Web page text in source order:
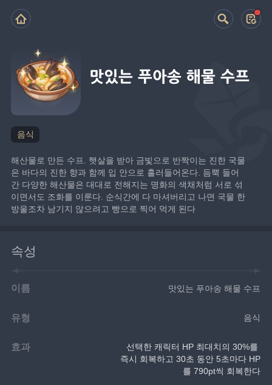
맛있는 푸아송 해물 수프
음식
해산물로 만든 수프. 햇살을 받아 금빛으로 반짝이는 진한 국물
은 바다의 진한 향과 함께 입 안으로 흘러들어온다. 듬뿍 들어
간 다양한 해산물은 대대로 전해지는 명화의 색채처럼 서로 섞
이면서도 조화를 이룬다. 순식간에 다 마셔버리고 나면 국물 한
방울조차 남기지 않으려고 빵으로 찍어 먹게 된다
속성
이름 맛있는 푸아송 해물 수프
유형 음식
효과
선택한 캐릭터 HP 최대치의 30%를
즉시 회복하고 30초 동안 5초마다 HP
를 790pt씩 회복한다